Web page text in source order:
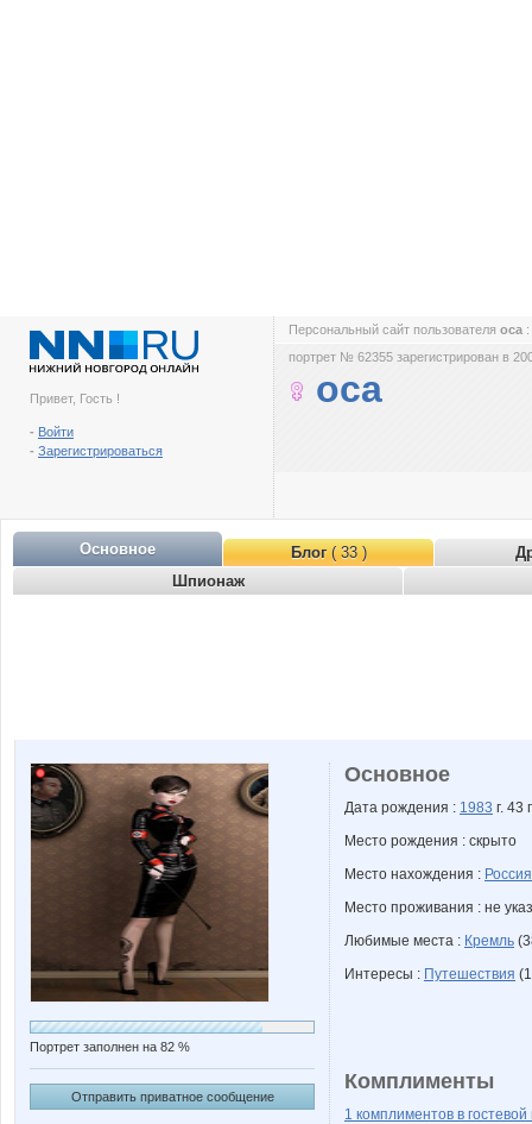
Привет, Гость !
- Войти
- Зарегистрироваться
Персональный сайт пользователя oca :
портрет № 62355 зарегистрирован в
oca
Основное Блог( 33 )
Шпионаж
Портрет заполнен на 82 %
Отправить приватное сообщение
Основное
Дата рождения : 1983 г. 43
Место рождения : скрыто
Место нахождения : Россия
Место проживания : не
Любимые места : Кремль
Интересы : Путешествия
Комплименты
1 комплиментов в гостевой